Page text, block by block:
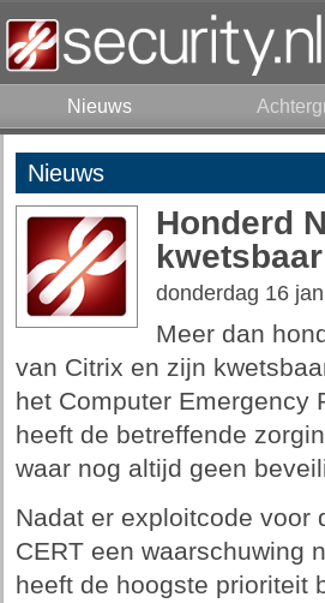
Nieuws
Nieuws
Honderd
donderdag 16
Meer dan
van Citrix en zijn
het Computer Emergency
heeft de betreffende
waar nog altijd geen
Nadat er exploitcode voor
CERT een waarschuwing
heeft de hoogste prioriteit